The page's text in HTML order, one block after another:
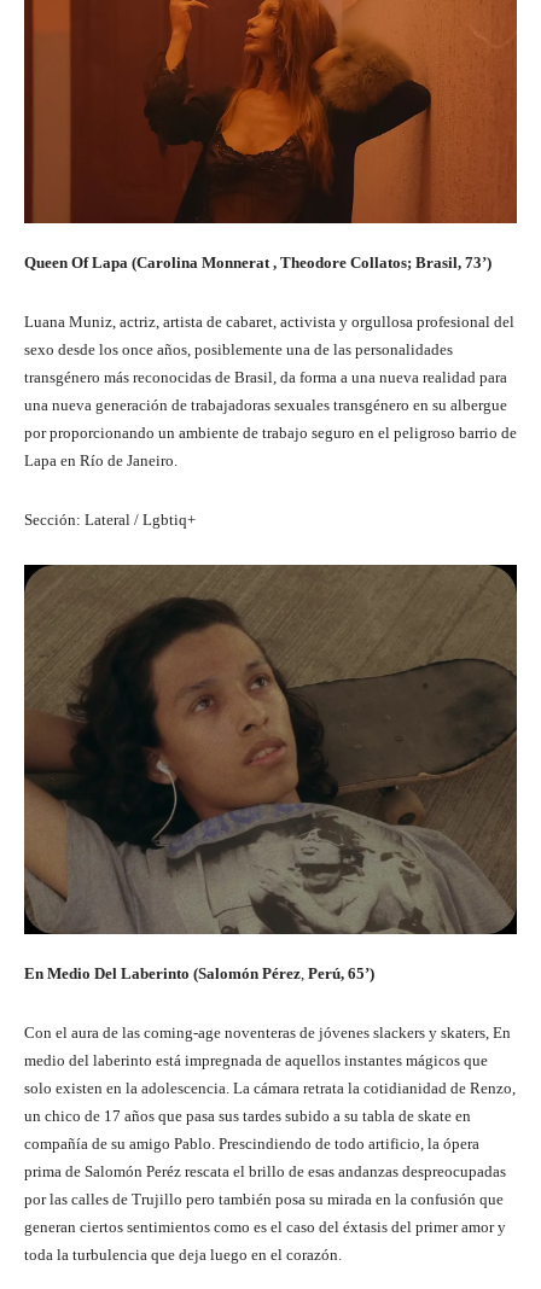
Queen Of Lapa (Carolina Monnerat , Theodore Collatos; Brasil, 73’)
Luana Muniz, actriz, artista de cabaret, activista y orgullosa profesional del
sexo desde los once años, posiblemente una de las personalidades
transgénero más reconocidas de Brasil, da forma a una nueva realidad para
una nueva generación de trabajadoras sexuales transgénero en su albergue
por proporcionando un ambiente de trabajo seguro en el peligroso barrio de
Lapa en Río de Janeiro.
Sección: Lateral / Lgbtiq+
En Medio Del Laberinto (Salomón Pérez, Perú, 65’)
Con el aura de las coming-age noventeras de jóvenes slackers y skaters, En
medio del laberinto está impregnada de aquellos instantes mágicos que
solo existen en la adolescencia. La cámara retrata la cotidianidad de Renzo,
un chico de 17 años que pasa sus tardes subido a su tabla de skate en
compañía de su amigo Pablo. Prescindiendo de todo artificio, la ópera
prima de Salomón Peréz rescata el brillo de esas andanzas despreocupadas
por las calles de Trujillo pero también posa su mirada en la confusión que
generan ciertos sentimientos como es el caso del éxtasis del primer amor y
toda la turbulencia que deja luego en el corazón.